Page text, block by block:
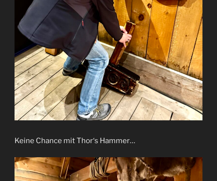
Keine Chance mit Thor‘s Hammer…